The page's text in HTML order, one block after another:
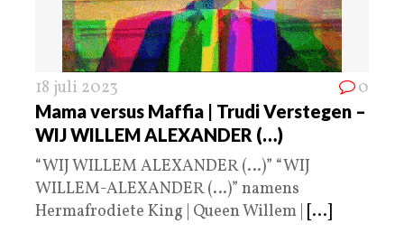
18 juli 2023 0
Mama versus Maffia | Trudi Verstegen –
WIJ WILLEM ALEXANDER (…)
“WIJ WILLEM ALEXANDER (…)” “WIJ
WILLEM-ALEXANDER (…)” namens
Hermafrodiete King | Queen Willem | [...]